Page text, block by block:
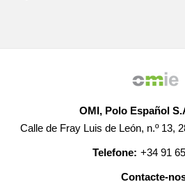
● Custo unitário do impacto do excedente/
● Total Excedente/Déficit diário:-2.329,34
OMI, Polo Español
Calle de Fray Luis de León, n.º 13,
Telefone: +34 91
Contacte-